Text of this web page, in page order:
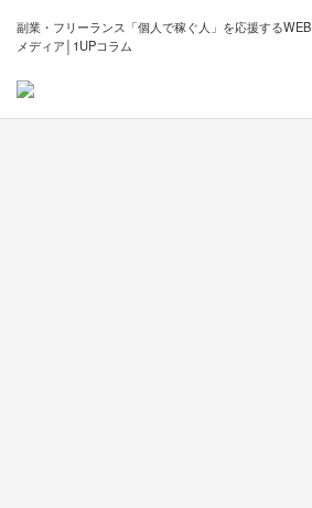
副業・フリーランス「個人で稼ぐ人」を応援するWEB
メディア│1UPコラム